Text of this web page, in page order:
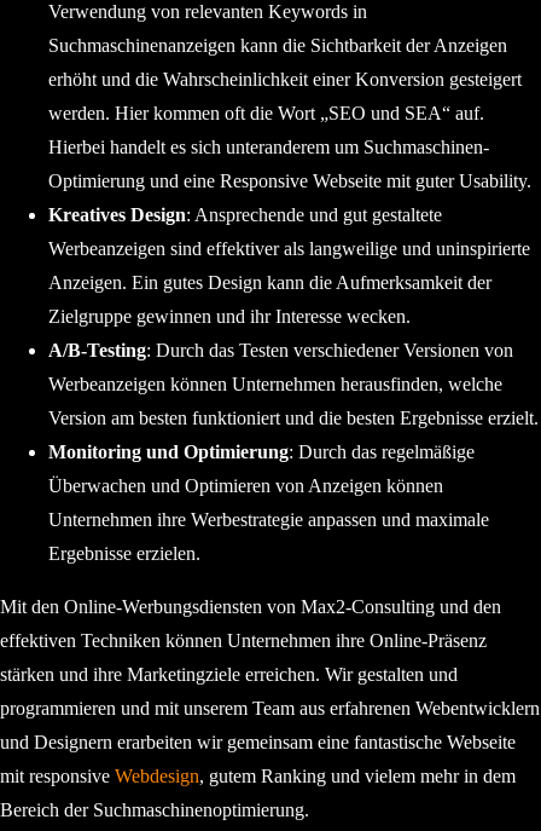
Verwendung von relevanten Keywords in
Suchmaschinenanzeigen kann die Sichtbarkeit der Anzeigen
erhöht und die Wahrscheinlichkeit einer Konversion gesteigert
werden. Hier kommen oft die Wort „SEO und SEA“ auf.
Hierbei handelt es sich unteranderem um Suchmaschinen-
Optimierung und eine Responsive Webseite mit guter Usability.
Kreatives Design: Ansprechende und gut gestaltete
Werbeanzeigen sind effektiver als langweilige und uninspirierte
Anzeigen. Ein gutes Design kann die Aufmerksamkeit der
Zielgruppe gewinnen und ihr Interesse wecken.
A/B-Testing: Durch das Testen verschiedener Versionen von
Werbeanzeigen können Unternehmen herausfinden, welche
Version am besten funktioniert und die besten Ergebnisse erzielt.
Monitoring und Optimierung: Durch das regelmäßige
Überwachen und Optimieren von Anzeigen können
Unternehmen ihre Werbestrategie anpassen und maximale
Ergebnisse erzielen.
Mit den Online-Werbungsdiensten von Max2-Consulting und den
effektiven Techniken können Unternehmen ihre Online-Präsenz
stärken und ihre Marketingziele erreichen. Wir gestalten und
programmieren und mit unserem Team aus erfahrenen Webentwicklern
und Designern erarbeiten wir gemeinsam eine fantastische Webseite
mit responsive Webdesign, gutem Ranking und vielem mehr in dem
Bereich der Suchmaschinenoptimierung.